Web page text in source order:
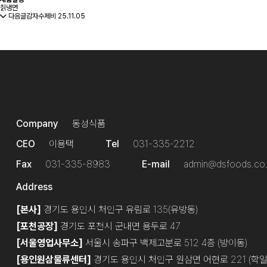
칡냉면
다음글감자수제비 25.11.05
Company
동성식품
CEO
이용택 Tel
031-335-2212
Fax
031-335-8983 E-mail
Address
[본사] 경기도 용인시 처인구 유림로 135(유방동)
[포천공장] 경기도 포천시 군내면 용두로 47
[서울영업사무소] 서울시 송파구 백제고분로 512 4층 (방이동)
[용인원삼물류센터] 경기도 용인시 처인구 원삼면 어현로 221 (학